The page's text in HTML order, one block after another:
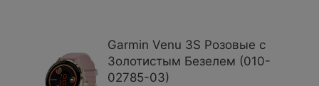
Garmin Venu 3S Розовые с
Золотистым Безелем (010-
02785-03)